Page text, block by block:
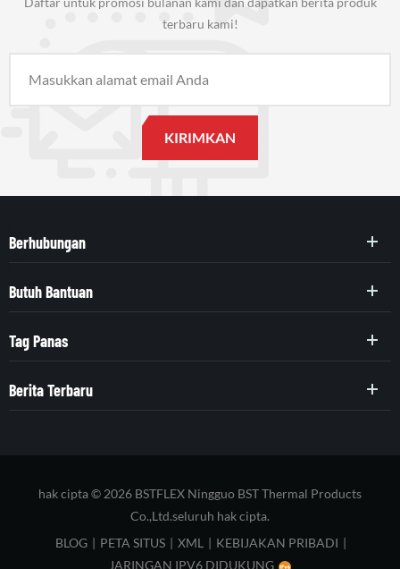
terbaru kami!
Berhubungan
Butuh Bantuan
Tag Panas
Berita Terbaru
hak cipta © 2026 BSTFLEX Ningguo BST Thermal Products
Co.,Ltd.seluruh hak cipta.
BLOG | PETA SITUS | XML | KEBIJAKAN PRIBADI |
JARINGAN IPV6 DIDUKUNG